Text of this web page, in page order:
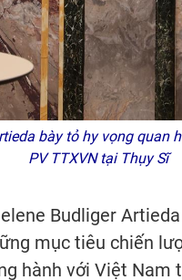
bày tỏ hy vọng
PV TTXVN tại Thụy Sĩ
Budliger
mục tiêu chiến
hành với Việt